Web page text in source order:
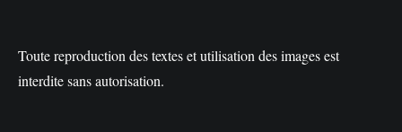
Toute reproduction des textes et utilisation des images est
interdite sans autorisation.